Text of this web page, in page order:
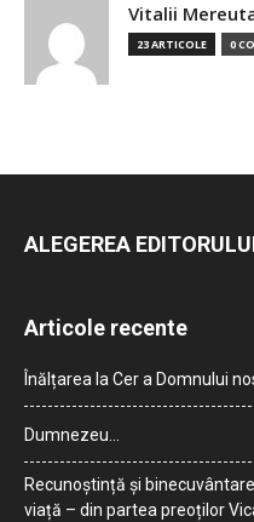
Vitalii
23 ARTICOLE 0
ALEGEREA
Articole recente
Înălțarea la Cer a Domnului
Dumnezeu…
Recunoștință și
viață – din partea preoților